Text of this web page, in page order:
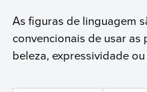
As figuras de linguagem
convencionais de usar
beleza, expressividade